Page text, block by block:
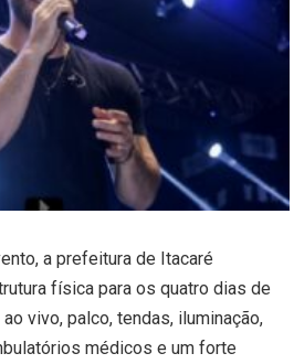
a prefeitura de Itacaré
física para os quatro dias de
vivo, palco, tendas, iluminação,
médicos e um forte